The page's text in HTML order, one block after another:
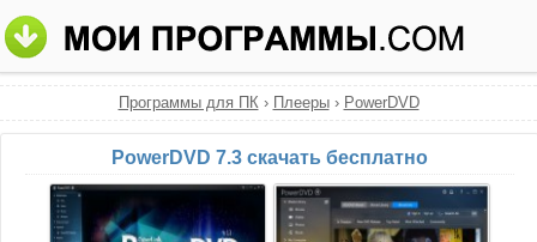
Программы для ПК› Плееры› PowerDVD
PowerDVD 7.3 скачать бесплатно